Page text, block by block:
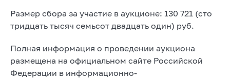
Размер сбора за участие в аукционе: 130 721 (сто
тридцать тысяч семьсот двадцать один) руб.
Полная информация о проведении аукциона
размещена на официальном сайте Российской
Федерации в информационно-